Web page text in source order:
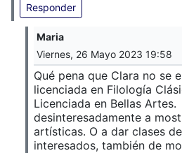
Responder
Maria
Viernes, 26 Mayo 2023 19:58
Qué pena que Clara no se
licenciada en Filología
Licenciada en Bellas
desinteresadamente a
artísticas. O a dar clases
interesados, también de